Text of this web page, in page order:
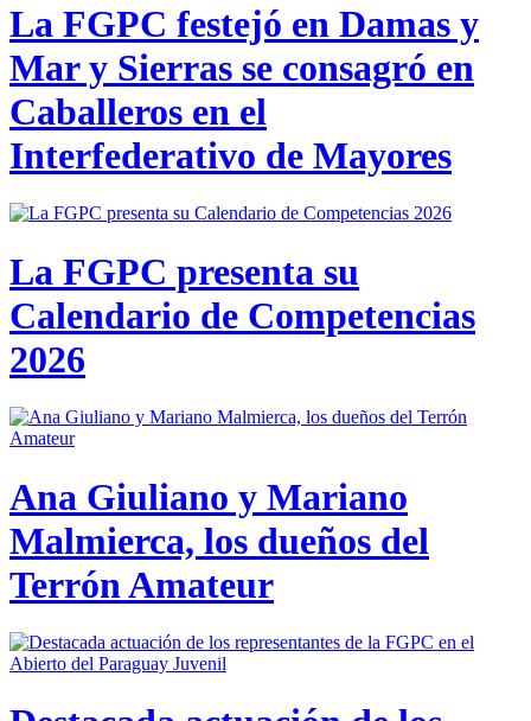
La FGPC festejó en Damas y
Mar y Sierras se consagró en
Caballeros en el
Interfederativo de Mayores
La FGPC presenta su
Calendario de Competencias
2026
Ana Giuliano y Mariano
Malmierca, los dueños del
Terrón Amateur